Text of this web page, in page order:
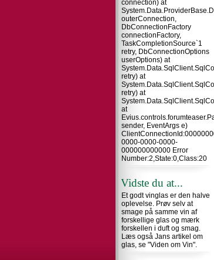
connection) at
outerConnection,
DbConnectionFactory
connectionFactory,
TaskCompletionSource`1
retry, DbConnectionOptions
userOptions) at
retry) at
retry) at
at
sender, EventArgs e)
0000-0000-0000-
000000000000 Error
Number:2,State:0,Class:20
Vidste du at...
Et godt vinglas er den halve
oplevelse. Prøv selv at
smage på samme vin af
forskellige glas og mærk
forskellen i duft og smag.
Læs også Jans artikel om
glas, se "Viden om Vin".